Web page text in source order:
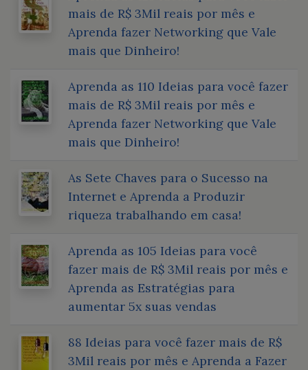
mais de R$ 3Mil reais por mês e
Aprenda fazer Networking que Vale
mais que Dinheiro!
Aprenda as 110 Ideias para você fazer
mais de R$ 3Mil reais por mês e
Aprenda fazer Networking que Vale
mais que Dinheiro!
As Sete Chaves para o Sucesso na
Internet e Aprenda a Produzir
riqueza trabalhando em casa!
Aprenda as 105 Ideias para você
fazer mais de R$ 3Mil reais por mês e
Aprenda as Estratégias para
aumentar 5x suas vendas
88 Ideias para você fazer mais de R$
3Mil reais por mês e Aprenda a Fazer